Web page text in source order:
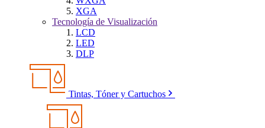
XGA
Tecnología de Visualización
LCD
LED
DLP
Tintas, Tóner y Cartuchos